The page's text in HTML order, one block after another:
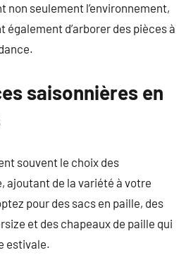
non seulement l’environnement,
également d’arborer des pièces à
saisonnières en
souvent le choix des
ajoutant de la variété à votre
pour des sacs en paille, des
et des chapeaux de paille qui
estivale.